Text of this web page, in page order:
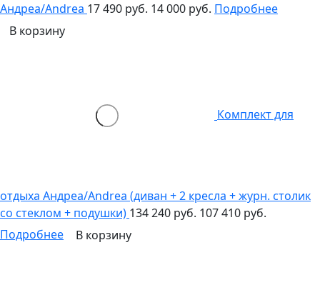
Андреа/Andrea 17 490 руб. 14 000 руб. Подробнее
В корзину
Комплект для
отдыха Андреа/Andrea (диван + 2 кресла + журн. столик
со стеклом + подушки) 134 240 руб. 107 410 руб.
Подробнее
В корзину